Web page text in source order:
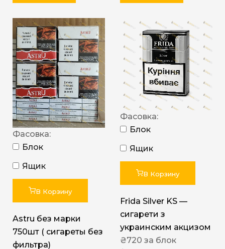
Фасовка:
Блок
Ящик
В Корзину
Astru без марки
750шт ( сигареты без
фильтра)
Фасовка:
Блок
Ящик
В Корзину
Frida Silver KS —
сигарети з
украинским акцизом
₴720 за блок